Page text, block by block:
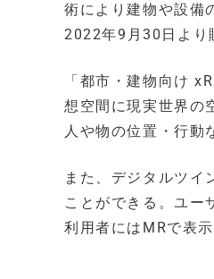
術により建物や設備
2022年9月30日より
「都市・建物向け
想空間に現実世界の
人や物の位置・行動
また、デジタルツイ
ことができる。ユー
利用者にはMRで表